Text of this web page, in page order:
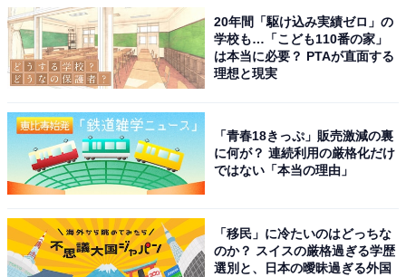
いて“加害者”として批判されるのではないか」という不
安があるように思います。病気になった上に、世間から
「悪者」「加害者」と責められてしまうのは、あまりに
酷な話です。
批判をおそれる気持ちが強い人ほど、他人を批判しがち
です。「自分はこれだけ気をつけているのに、自分と同
です。
20年間「駆け込み実績ゼロ」の
学校も…「こども110番の家」
は本当に必要？ PTAが直面する
理想と現実
「青春18きっぷ」販売激減の裏
に何が？ 連続利用の厳格化だけ
ではない「本当の理由」
「移民」に冷たいのはどっちな
のか？ スイスの厳格過ぎる学歴
選別と、日本の曖昧過ぎる外国